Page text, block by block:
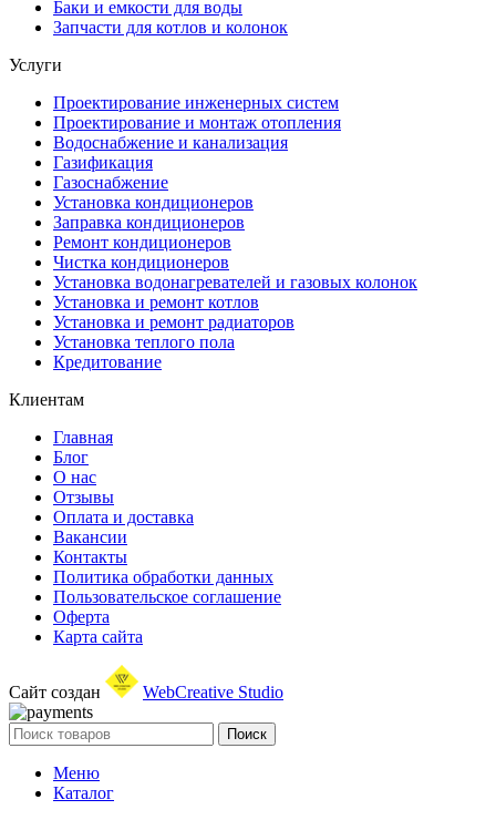
Баки и емкости для воды
Запчасти для котлов и колонок
Услуги
Проектирование инженерных систем
Проектирование и монтаж отопления
Водоснабжение и канализация
Газификация
Газоснабжение
Установка кондиционеров
Заправка кондиционеров
Ремонт кондиционеров
Чистка кондиционеров
Установка водонагревателей и газовых колонок
Установка и ремонт котлов
Установка и ремонт радиаторов
Установка теплого пола
Кредитование
Клиентам
Главная
Блог
О нас
Отзывы
Оплата и доставка
Вакансии
Контакты
Политика обработки данных
Пользовательское соглашение
Оферта
Карта сайта
Сайт создан WebCreative Studio
Поиск
Меню
Каталог